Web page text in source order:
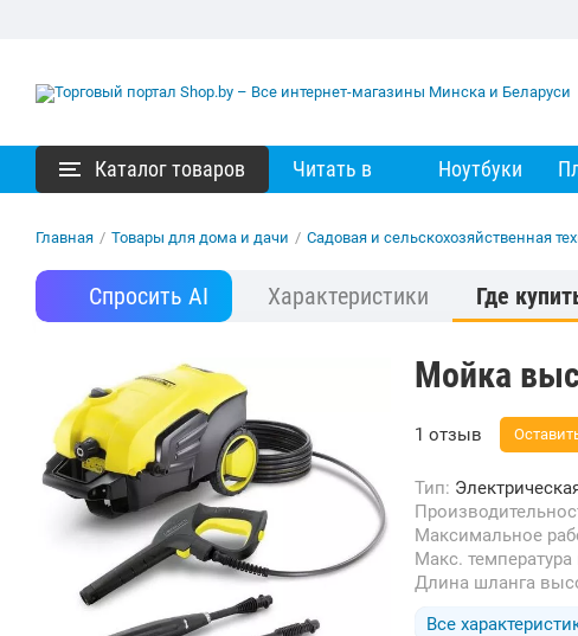
Каталог товаров Читать в Ноутбуки
Главная / Товары для дома и дачи / Садовая и сельскохозяйственная
Спросить AI Характеристики Где
Мойка
1 отзыв
Тип:
Максимальное
Макс.
Длина шланга
Все